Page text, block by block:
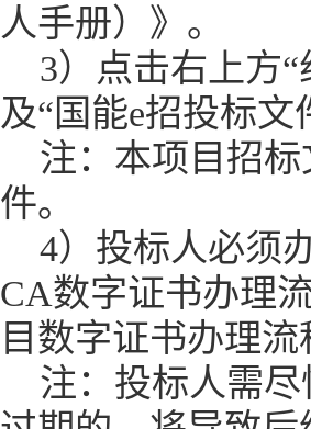
人手册）》。
3）点击右上方
及“国能e招投标
注：本项目招
件。
4）投标人必须
CA数字证书办理
目数字证书办理
注：投标人需